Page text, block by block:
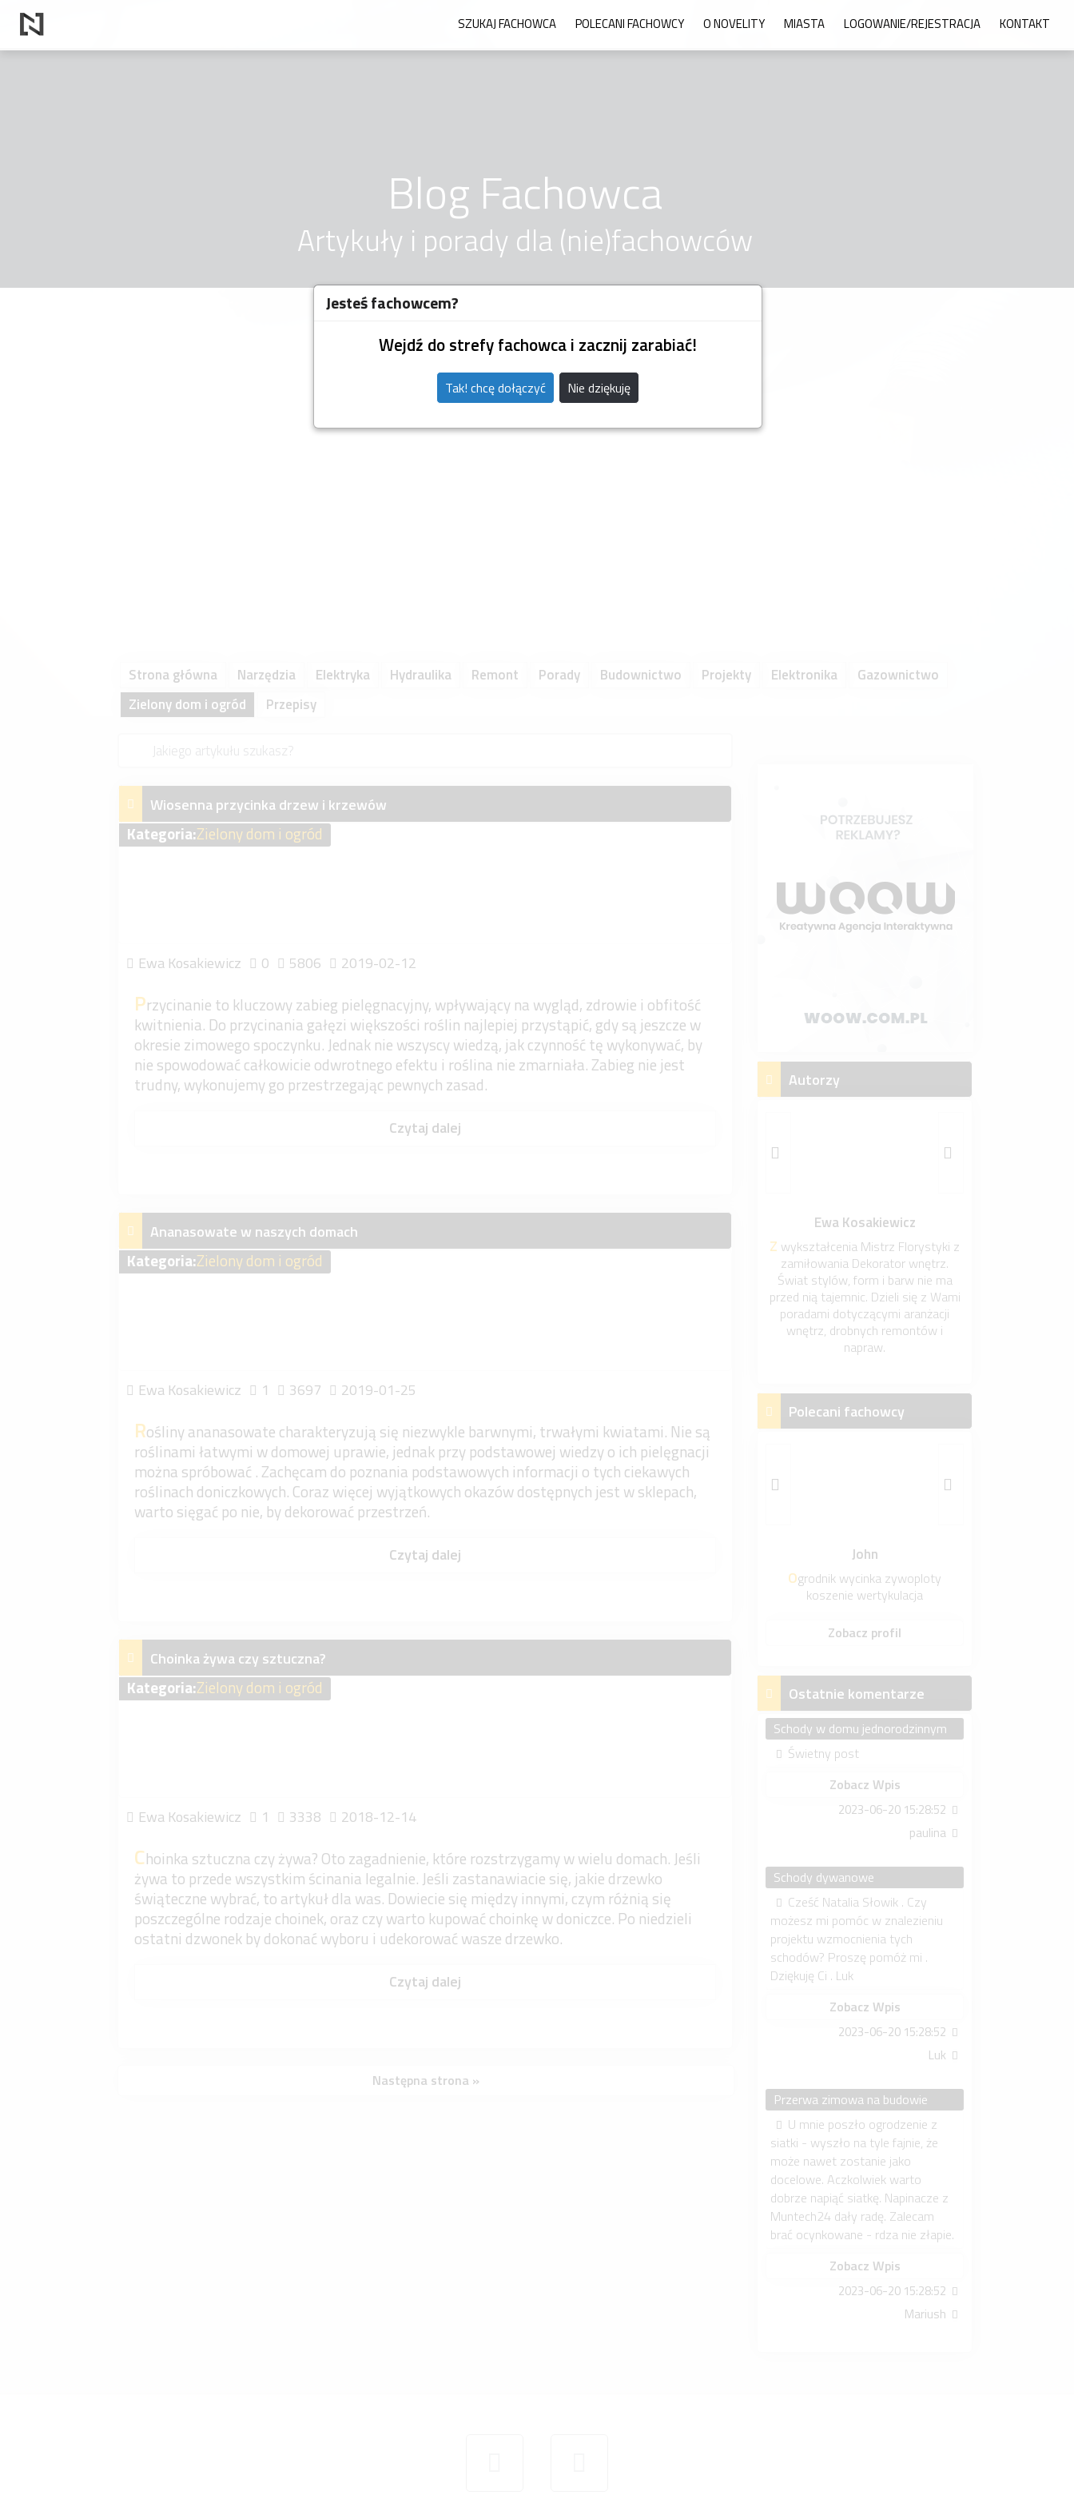
SZUKAJ FACHOWCA POLECANI FACHOWCY O NOVELITY MIASTA LOGOWANIE/REJESTRACJA KONTAKT
Blog Fachowca
Artykuły i porady dla (nie)fachowców
Strona główna Narzędzia Elektryka Hydraulika Remont Porady Budownictwo Projekty Elektronika
Gazownictwo
Zielony dom i ogród
Przepisy
Wiosenna przycinka drzew i krzewów
Kategoria:Zielony dom i ogród
Ewa Kosakiewicz 0 5806 2019-02-12
Przycinanie to kluczowy zabieg pielęgnacyjny, wpływający na wygląd, zdrowie i obfitość
kwitnienia. Do przycinania gałęzi większości roślin najlepiej przystąpić, gdy są jeszcze w
okresie zimowego spoczynku. Jednak nie wszyscy wiedzą, jak czynność tę wykonywać, by
nie spowodować całkowicie odwrotnego efektu i roślina nie zmarniała. Zabieg nie jest
trudny, wykonujemy go przestrzegając pewnych zasad.
Czytaj dalej
Ananasowate w naszych domach
Kategoria:Zielony dom i ogród
Ewa Kosakiewicz 1 3697 2019-01-25
Rośliny ananasowate charakteryzują się niezwykle barwnymi, trwałymi kwiatami. Nie są
roślinami łatwymi w domowej uprawie, jednak przy podstawowej wiedzy o ich pielęgnacji
można spróbować . Zachęcam do poznania podstawowych informacji o tych ciekawych
roślinach doniczkowych. Coraz więcej wyjątkowych okazów dostępnych jest w sklepach,
warto sięgać po nie, by dekorować przestrzeń.
Czytaj dalej
Choinka żywa czy sztuczna?
Kategoria:Zielony dom i ogród
Ewa Kosakiewicz 1 3338 2018-12-14
Choinka sztuczna czy żywa? Oto zagadnienie, które rozstrzygamy w wielu domach. Jeśli
żywa to przede wszystkim ścinania legalnie. Jeśli zastanawiacie się, jakie drzewko
świąteczne wybrać, to artykuł dla was. Dowiecie się między innymi, czym różnią się
poszczególne rodzaje choinek, oraz czy warto kupować choinkę w doniczce. Po niedzieli
ostatni dzwonek by dokonać wyboru i udekorować wasze drzewko.
Czytaj dalej
Następna strona »
Autorzy
Ewa Kosakiewicz
Z wykształcenia Mistrz Florystyki z
zamiłowania Dekorator wnętrz.
Świat stylów, form i barw nie ma
przed nią tajemnic. Dzieli się z Wami
poradami dotyczącymi aranżacji
wnętrz, drobnych remontów i
napraw.
Polecani fachowcy
John
Ogrodnik wycinka zywoploty
koszenie wertykulacja
Zobacz profil
Ostatnie komentarze
Schody w domu jednorodzinnym
Świetny post
Zobacz Wpis
2023-06-20 15:28:52
paulina
Schody dywanowe
Cześć Natalia Słowik . Czy
możesz mi pomóc w znalezieniu
projektu wzmocnienia tych
schodów? Proszę pomóż mi .
Dziękuję Ci . Luk
Zobacz Wpis
2023-06-20 15:28:52
Luk
Przerwa zimowa na budowie
U mnie poszło ogrodzenie z
siatki - wyszło na tyle fajnie, że
może nawet zostanie jako
docelowe. Aczkolwiek warto
dobrze napiąć siatkę. Napinacze z
Muntech24 dały radę. Zalecam
brać ocynkowane - rdza nie złapie.
Zobacz Wpis
2023-06-20 15:28:52
Mariush
Jesteś fachowcem?
Wejdź do strefy fachowca i zacznij zarabiać!
Tak! chcę dołączyć Nie dziękuję